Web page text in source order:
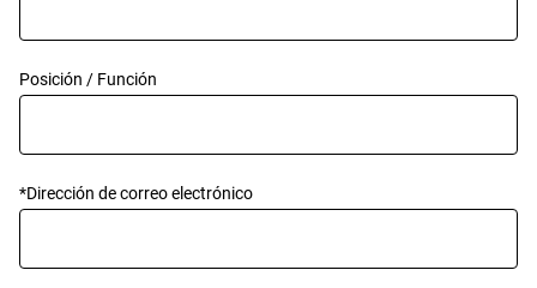
Posición / Función
*Dirección de correo electrónico